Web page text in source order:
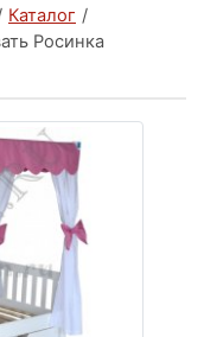
Каталог /
Росинка